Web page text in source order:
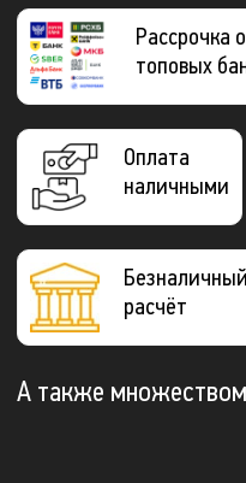
Рассрочка
топовых
Оплата
наличными
Безналичный
расчёт
А также множеством